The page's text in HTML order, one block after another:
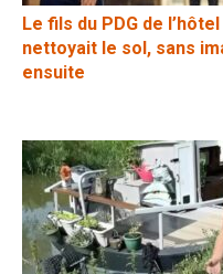
Le fils du PDG de
nettoyait le sol, sans
ensuite